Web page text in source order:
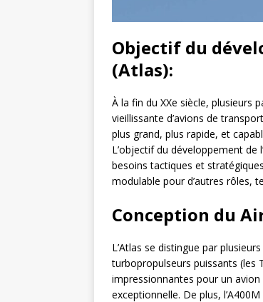
Objectif du
(Atlas):
À la fin du XXe siècle, plusieurs
vieillissante d’avions de
plus grand, plus rapide, et
L’objectif du développement
besoins tactiques et
modulable pour d’autres rôles,
Conception du
L’Atlas se distingue par
turbopropulseurs puissants (les
impressionnantes pour un
exceptionnelle. De plus,